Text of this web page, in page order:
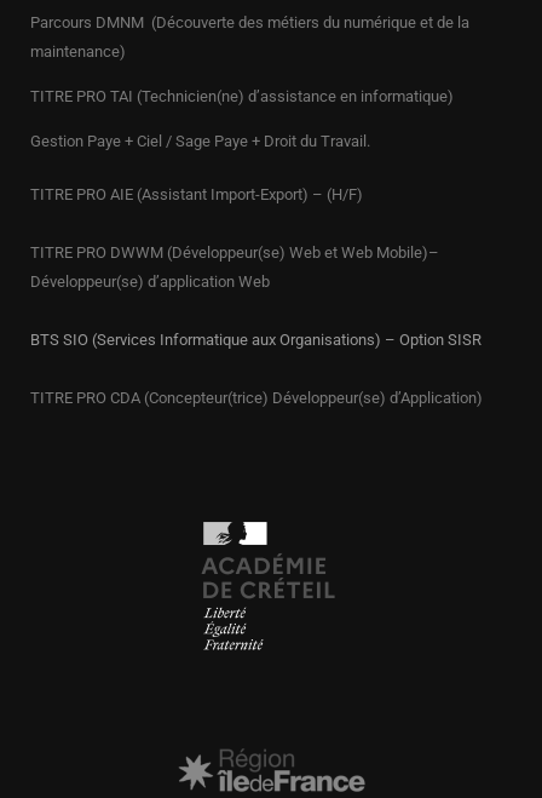
Parcours DMNM (Découverte des métiers du numérique et de la
maintenance)
TITRE PRO TAI (Technicien(ne) d’assistance en informatique)
Gestion Paye + Ciel / Sage Paye + Droit du Travail.
TITRE PRO AIE (Assistant Import-Export) – (H/F)
TITRE PRO DWWM (Développeur(se) Web et Web Mobile)–
Développeur(se) d’application Web
BTS SIO (Services Informatique aux Organisations) – Option SISR
TITRE PRO CDA (Concepteur(trice) Développeur(se) d’Application)